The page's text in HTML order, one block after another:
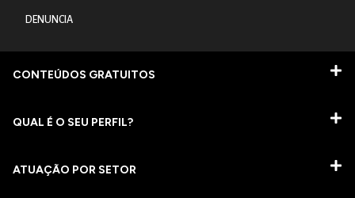
DENUNCIA
CONTEÚDOS GRATUITOS
QUAL É O SEU PERFIL?
ATUAÇÃO POR SETOR